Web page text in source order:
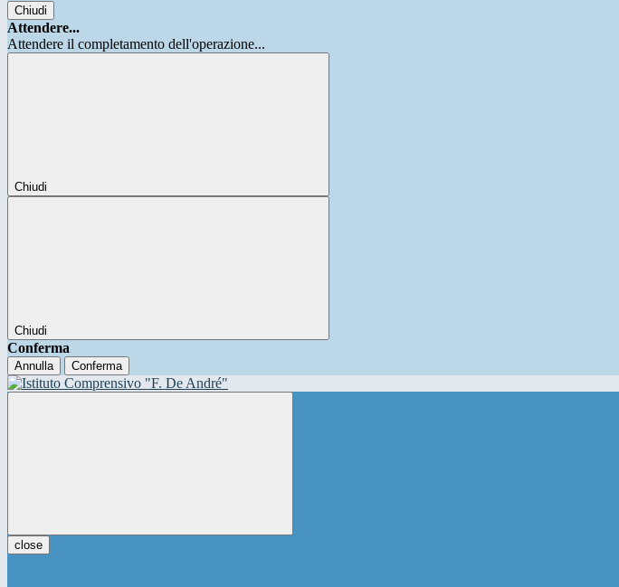
Chiudi
Attendere...
Attendere il completamento dell'operazione...
Chiudi
Chiudi
Conferma
Annulla Conferma
close